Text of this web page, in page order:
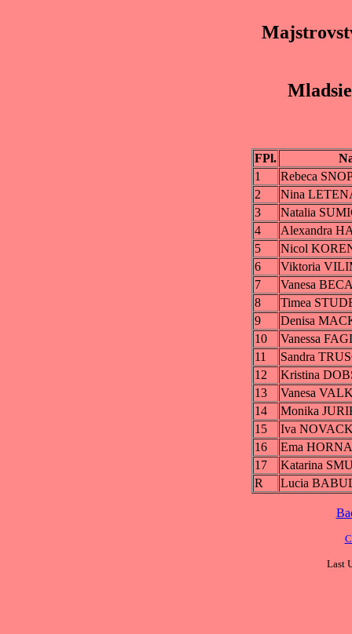
FPl.
1
Rebeca
2
Nina
3
Natalia
4
Alexandra
5
Nicol
6
Viktoria
7
Vanesa
8
Timea
9
Denisa
10
Vanessa
11
Sandra
12
Kristina
13
Vanesa
14
Monika
15
Iva
16
Ema HORNA
17
Katarina
R
Lucia
Last